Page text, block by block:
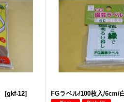
[gkf-12] FGラベル/100枚入/6cm/